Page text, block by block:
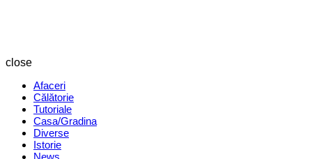
close
Afaceri
Călătorie
Tutoriale
Casa/Gradina
Diverse
Istorie
News